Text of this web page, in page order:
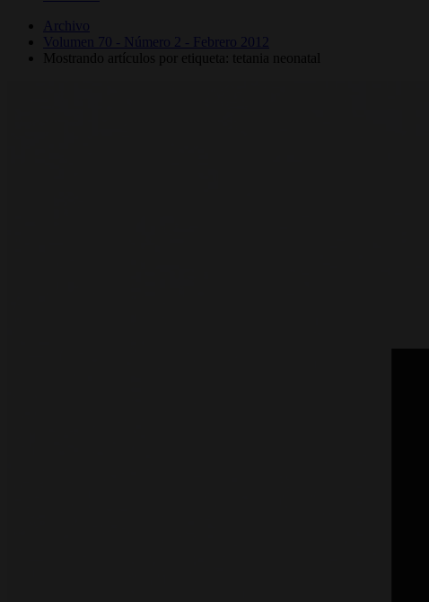
Archivo
Volumen 70 - Número 2 - Febrero 2012
Mostrando artículos por etiqueta: tetania neonatal